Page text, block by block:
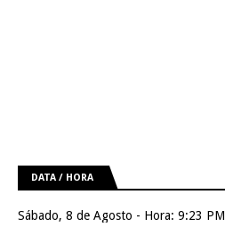
DATA / HORA
Sábado, 8 de Agosto - Hora: 9:23 PM